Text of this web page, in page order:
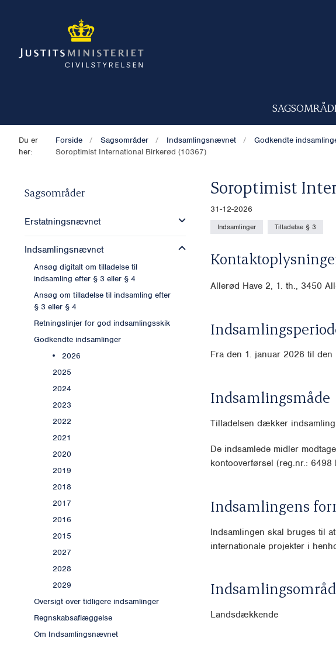
Du er
her:
Forside Sagsområder Indsamlingsnævnet Godkendte
Soroptimist International Birkerød (10367)
Sagsområder
Erstatningsnævnet
Indsamlingsnævnet
Ansøg digitalt om tilladelse til
indsamling efter § 3 eller § 4
Ansøg om tilladelse til indsamling efter
§ 3 eller § 4
Retningslinjer for god indsamlingsskik
Godkendte indsamlinger
2026
2025
2024
2023
2022
2021
2020
2019
2018
2017
2016
2015
2027
2028
2029
Oversigt over tidligere indsamlinger
Regnskabsaflæggelse
Om Indsamlingsnævnet
Soroptimist
31-12-2026
Indsamlinger Tilladelse § 3
Allerød Have 2, 1. th., 3450
Fra den 1. januar 2026 til den
Indsamlingsmåde
Tilladelsen dækker
De indsamlede midler
kontooverførsel (reg.nr.: 6498
Indsamlingens
Indsamlingen skal bruges til
internationale projekter i
Landsdækkende